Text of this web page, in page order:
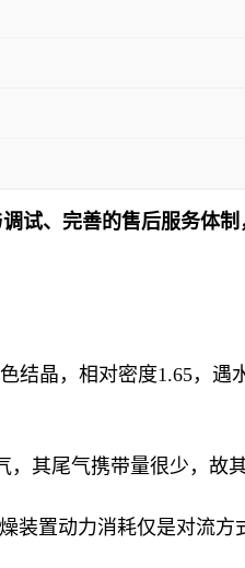
试、完善的售后服务体制
结晶，相对密度1.65，遇
，其尾气携带量很少，故
装置动力消耗仅是对流方